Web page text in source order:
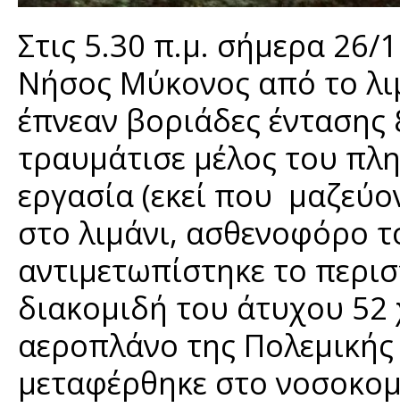
Στις 5.30 π.μ. σήμερα
Νήσος Μύκονος από το
έπνεαν βοριάδες
τραυμάτισε μέλος του
εργασία (εκεί που
στο λιμάνι, ασθενοφόρο
αντιμετωπίστηκε το
διακομιδή του άτυχου
αεροπλάνο της
μεταφέρθηκε στο